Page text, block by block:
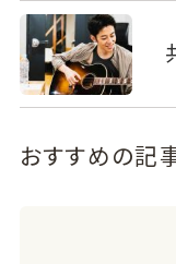
おすすめの記